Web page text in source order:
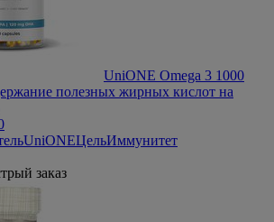
UniONE Omega 3 1000
полезных жирных кислот на
UniONEЦельИммунитет
заказ